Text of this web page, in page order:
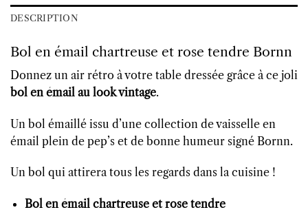
DESCRIPTION
Bol en émail chartreuse et rose tendre Bornn
Donnez un air rétro à votre table dressée grâce à ce joli
bol en émail au look vintage.
Un bol émaillé issu d’une collection de vaisselle en
émail plein de pep’s et de bonne humeur signé Bornn.
Un bol qui attirera tous les regards dans la cuisine !
Bol en émail chartreuse et rose tendre